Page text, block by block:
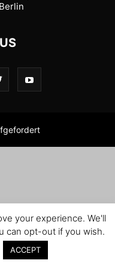
your experience. We'll
can opt-out if you wish.
ACCEPT